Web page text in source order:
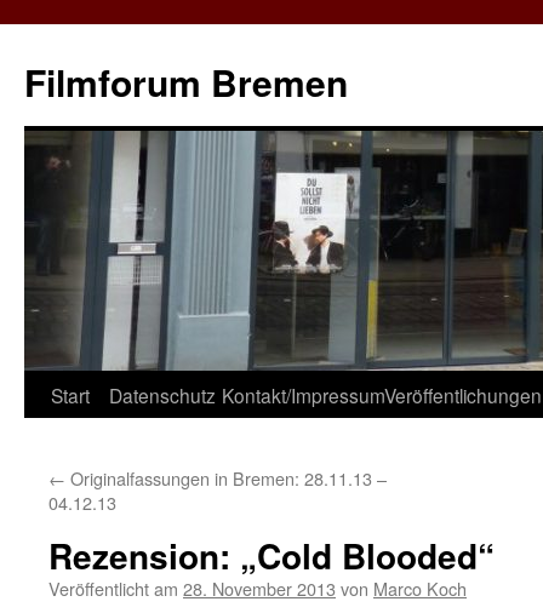
springen
Filmforum Bremen
Start Datenschutz Kontakt/ImpressumVeröffentlichungen
← Originalfassungen in Bremen: 28.11.13 –
04.12.13
Rezension: „Cold Blooded“
Veröffentlicht am 28. November 2013 von Marco Koch